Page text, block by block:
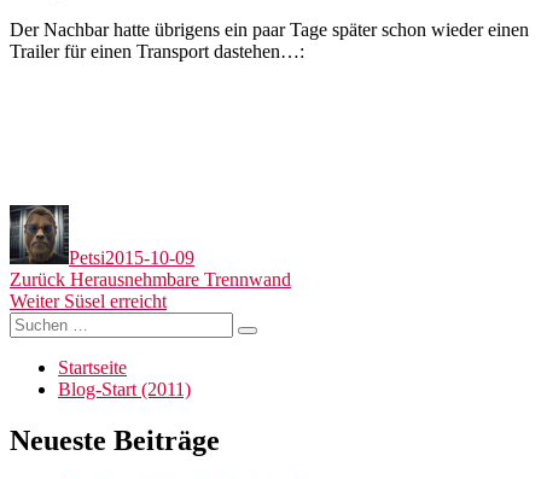
Der Nachbar hatte übrigens ein paar Tage später schon wieder einen
Trailer für einen Transport dastehen…:
Autor
Petsi2015-10-09
Beitragsnavigation
Zurück Vorheriger
Beitrag:
Herausnehmbare Trennwand
Weiter Nächster
Beitrag:
Süsel erreicht
Suchen
nach:
Suchen
Startseite
Blog-Start (2011)
Neueste Beiträge